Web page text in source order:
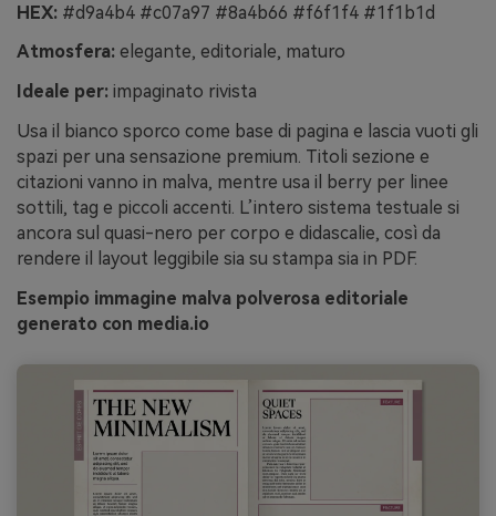
HEX: #d9a4b4 #c07a97 #8a4b66 #f6f1f4 #1f1b1d
Atmosfera: elegante, editoriale, maturo
Ideale per: impaginato rivista
Usa il bianco sporco come base di pagina e lascia vuoti gli
spazi per una sensazione premium. Titoli sezione e
citazioni vanno in malva, mentre usa il berry per linee
sottili, tag e piccoli accenti. L’intero sistema testuale si
ancora sul quasi-nero per corpo e didascalie, così da
rendere il layout leggibile sia su stampa sia in PDF.
Esempio immagine malva polverosa editoriale
generato con media.io